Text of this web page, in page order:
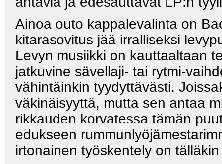
Ainoa outo kappalevalinta on
kitarasovitus jää irralliseksi
Levyn musiikki on kauttaaltaan
jatkuvine sävellaji- tai rytmi-
vähintäinkin tyydyttävästi.
väkinäisyyttä, mutta sen antaa
rikkauden korvatessa tämän
edukseen
irtonainen työskentely on